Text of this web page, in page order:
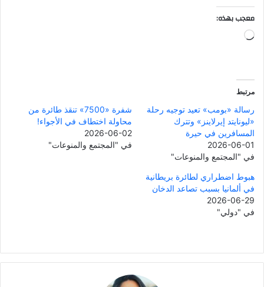
معجب بهذه:
جاري
مرتبط
رسالة «بومب» تعيد توجيه رحلة
«ليونايتد إيرلاينز» وتترك
المسافرين في حيرة
2026-06-01
في "المجتمع والمنوعات"
شفرة «7500» تنقذ طائرة من
محاولة اختطاف في الأجواء!
2026-06-02
في "المجتمع والمنوعات"
هبوط اضطراري لطائرة بريطانية
في ألمانيا بسبب تصاعد الدخان
2026-06-29
في "دولي"